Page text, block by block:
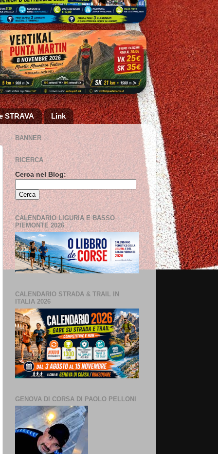
STRAVA Link
BANNER
RICERCA
Cerca nel Blog:
CALENDARIO LIGURIA E BASSO
PIEMONTE 2026
CALENDARIO STRADA & TRAIL IN
ITALIA 2026
GENOVA DI CORSA DI PAOLO PELLONI